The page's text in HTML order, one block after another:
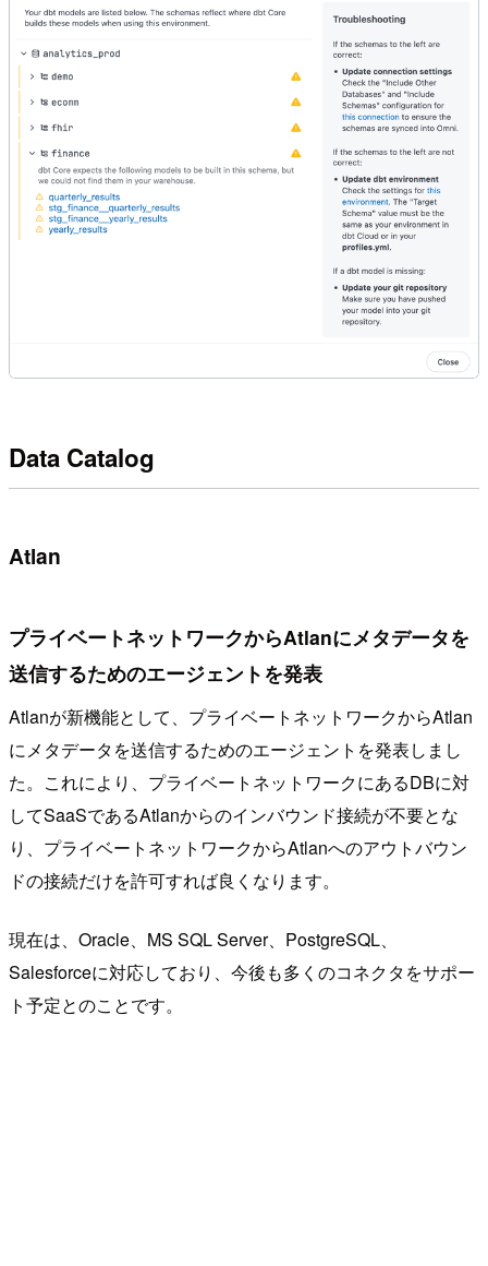
Data Catalog
Atlan
プライベートネットワークからAtlanにメタデータを
送信するためのエージェントを発表
Atlanが新機能として、プライベートネットワークからAtlan
にメタデータを送信するためのエージェントを発表しまし
た。これにより、プライベートネットワークにあるDBに対
してSaaSであるAtlanからのインバウンド接続が不要とな
り、プライベートネットワークからAtlanへのアウトバウン
ドの接続だけを許可すれば良くなります。
現在は、Oracle、MS SQL Server、PostgreSQL、
Salesforceに対応しており、今後も多くのコネクタをサポー
ト予定とのことです。